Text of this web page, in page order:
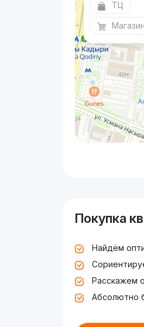
ТЦ
Покупка
Найдём
Расскажем
Абсолютно